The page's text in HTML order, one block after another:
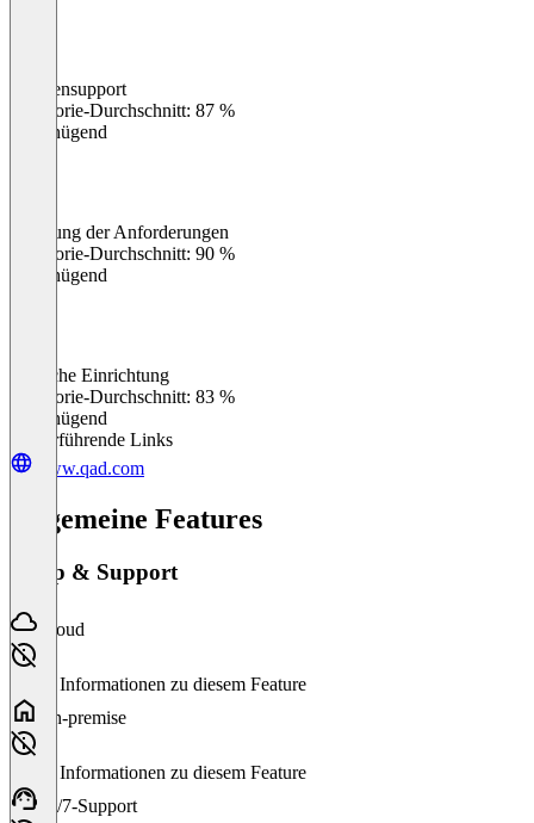
Kundensupport
Kategorie-Durchschnitt: 87 %
Ungenügend
Erfüllung der Anforderungen
Kategorie-Durchschnitt: 90 %
Ungenügend
Einfache Einrichtung
Kategorie-Durchschnitt: 83 %
Ungenügend
Weiterführende Links
www.qad.com
Allgemeine Features
Setup & Support
Cloud
Keine Informationen zu diesem Feature
On-premise
Keine Informationen zu diesem Feature
24/7-Support